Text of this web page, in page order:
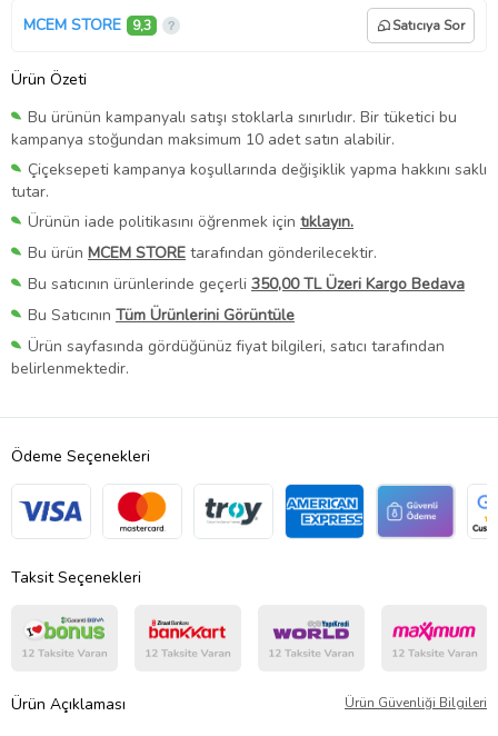
MCEM STORE 9,3 Satıcıya Sor
Ürün Özeti
Bu ürünün kampanyalı satışı stoklarla sınırlıdır. Bir tüketici bu
kampanya stoğundan maksimum 10 adet satın alabilir.
Çiçeksepeti kampanya koşullarında değişiklik yapma hakkını saklı
tutar.
Ürünün iade politikasını öğrenmek için tıklayın.
Bu ürün MCEM STORE tarafından gönderilecektir.
Bu satıcının ürünlerinde geçerli 350,00 TL Üzeri Kargo Bedava
Bu Satıcının Tüm Ürünlerini Görüntüle
Ürün sayfasında gördüğünüz fiyat bilgileri, satıcı tarafından
belirlenmektedir.
Ödeme Seçenekleri
Taksit Seçenekleri
Ürün Açıklaması Ürün Güvenliği Bilgileri